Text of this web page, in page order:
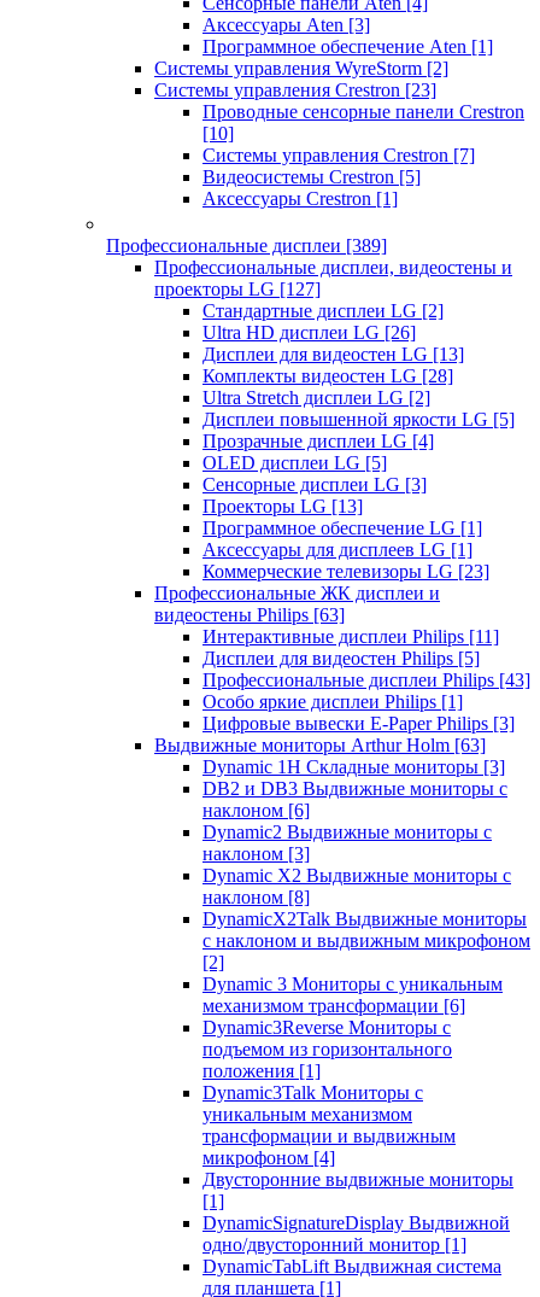
Аксессуары Aten [3]
Программное обеспечение Aten [1]
Системы управления WyreStorm [2]
Системы управления Crestron [23]
Проводные сенсорные панели Crestron
[10]
Системы управления Crestron [7]
Видеосистемы Crestron [5]
Аксессуары Crestron [1]
Профессиональные дисплеи [389]
Профессиональные дисплеи, видеостены и
проекторы LG [127]
Стандартные дисплеи LG [2]
Ultra HD дисплеи LG [26]
Дисплеи для видеостен LG [13]
Комплекты видеостен LG [28]
Ultra Stretch дисплеи LG [2]
Дисплеи повышенной яркости LG [5]
Прозрачные дисплеи LG [4]
OLED дисплеи LG [5]
Сенсорные дисплеи LG [3]
Проекторы LG [13]
Программное обеспечение LG [1]
Аксессуары для дисплеев LG [1]
Коммерческие телевизоры LG [23]
Профессиональные ЖК дисплеи и
видеостены Philips [63]
Интерактивные дисплеи Philips [11]
Дисплеи для видеостен Philips [5]
Профессиональные дисплеи Philips [43]
Особо яркие дисплеи Philips [1]
Цифровые вывески E-Paper Philips [3]
Выдвижные мониторы Arthur Holm [63]
Dynamic 1Н Складные мониторы [3]
DB2 и DB3 Выдвижные мониторы с
наклоном [6]
Dynamic2 Выдвижные мониторы с
наклоном [3]
Dynamic X2 Выдвижные мониторы с
наклоном [8]
DynamicX2Talk Выдвижные мониторы
с наклоном и выдвижным микрофоном
[2]
Dynamic 3 Мониторы с уникальным
механизмом трансформации [6]
Dynamic3Reverse Мониторы с
подъемом из горизонтального
положения [1]
Dynamic3Talk Мониторы с
уникальным механизмом
трансформации и выдвижным
микрофоном [4]
Двусторонние выдвижные мониторы
[1]
DynamicSignatureDisplay Выдвижной
одно/двусторонний монитор [1]
DynamicTabLift Выдвижная система
для планшета [1]